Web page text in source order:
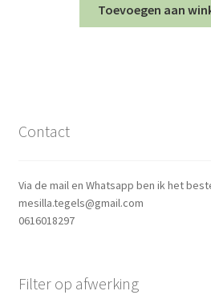
Toevoegen aan
Contact
Via de mail en Whatsapp ben ik het
mesilla.tegels@gmail.com
0616018297
Filter op afwerking